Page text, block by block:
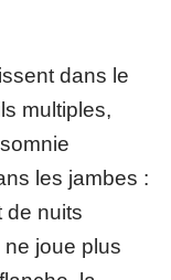
dans le
multiples,
les jambes :
de nuits
joue plus